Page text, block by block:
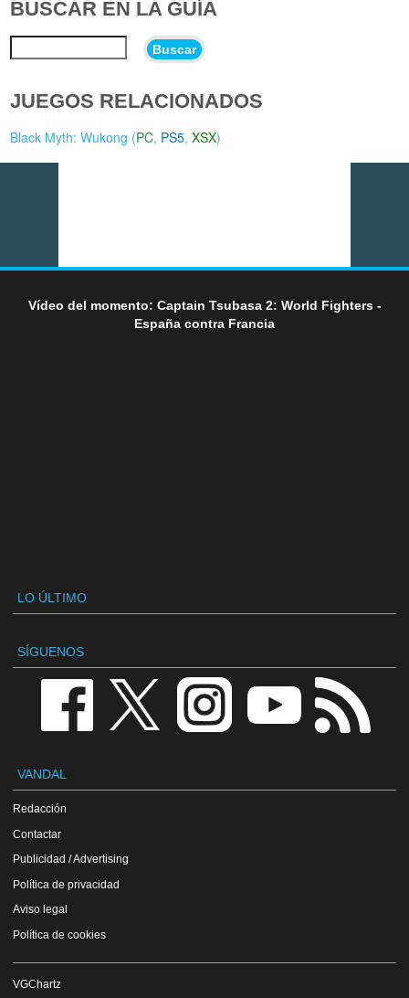
BUSCAR EN LA GUÍA
Buscar
JUEGOS RELACIONADOS
Black Myth: Wukong (PC, PS5,XSX)
Vídeo del momento: Captain Tsubasa 2: World Fighters -
España contra Francia
LO ÚLTIMO
SÍGUENOS
VANDAL
Redacción
Contactar
Publicidad / Advertising
Política de privacidad
Aviso legal
Política de cookies
VGChartz